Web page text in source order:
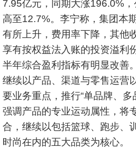
7.95亿元，同期大涨196.0%
高至12.7%。李宁称，集团本
有所上升，费用率下降，其他
享有按权益法入账的投资溢利
半年综合盈利指标有明显改善
继续以产品、渠道与零售运营
要业务重点，推行“单品牌、多
强调产品的专业运动属性，将
合，继续以包括篮球、跑步、
时尚在内的五大品类为核心。